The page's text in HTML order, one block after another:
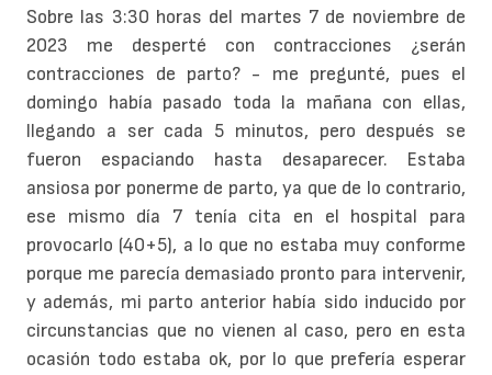
Sobre las 3:30 horas del martes 7 de noviembre de
2023 me desperté con contracciones ¿serán
contracciones de parto? - me pregunté, pues el
domingo había pasado toda la mañana con ellas,
llegando a ser cada 5 minutos, pero después se
fueron espaciando hasta desaparecer. Estaba
ansiosa por ponerme de parto, ya que de lo contrario,
ese mismo día 7 tenía cita en el hospital para
provocarlo (40+5), a lo que no estaba muy conforme
porque me parecía demasiado pronto para intervenir,
y además, mi parto anterior había sido inducido por
circunstancias que no vienen al caso, pero en esta
ocasión todo estaba ok, por lo que prefería esperar